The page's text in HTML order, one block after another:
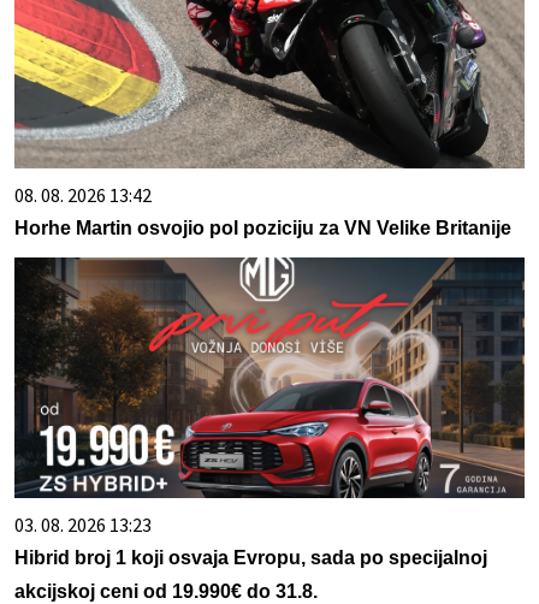
08. 08. 2026 13:42
Horhe Martin osvojio pol poziciju za VN Velike Britanije
03. 08. 2026 13:23
Hibrid broj 1 koji osvaja Evropu, sada po specijalnoj
akcijskoj ceni od 19.990€ do 31.8.